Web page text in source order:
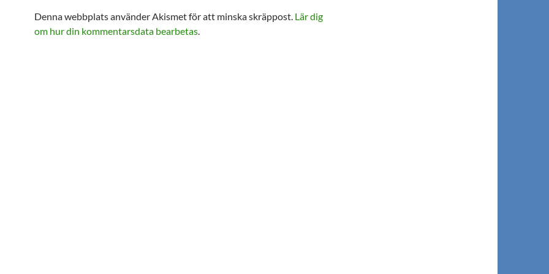
Denna webbplats använder Akismet för att minska skräppost. Lär dig
om hur din kommentarsdata bearbetas.